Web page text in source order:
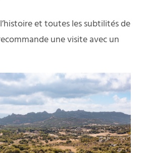
et toutes les subtilités de
une visite avec un